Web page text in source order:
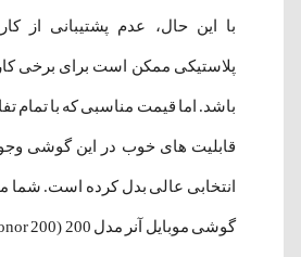
با این حال، عدم پشتیبانی از
پلاستیکی ممکن است برای برخی
باشد. اما قیمت مناسبی که با تمام
قابلیت های خوب در این گوشی
انتخابی عالی بدل کرده است. شما